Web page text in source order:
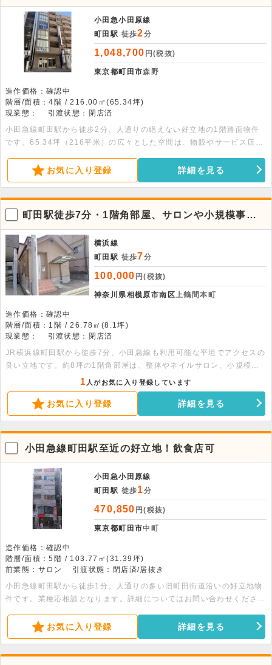
1階路面店舗・事務所物件
小田急小田原線
町田駅 徒歩2分
1,048,700 円(税抜)
東京都町田市森野
造作価格：確認中
階層/面積：4階 / 216.00㎡(65.34坪)
現業態：
引渡状態：閉店済
小田急線町田駅から徒歩2分、人通りの絶えない好立地の1階路面物件
です。65.34坪（216平米）の広々とした空間は、物販やサービス店舗
きる環境です。ぜひお問い合わせください。
お気に入り登録 詳細を見る
町田駅徒歩7分・1階角部屋、サロンや小規模事務
所に最適な貸店舗
横浜線
町田駅 徒歩7分
100,000 円(税抜)
神奈川県相模原市南区上鶴間本町
造作価格：確認中
階層/面積：1階 / 26.78㎡(8.1坪)
現業態：
引渡状態：閉店済
JR横浜線町田駅から徒歩7分、小田急線も利用可能な平坦でアクセスの
良い立地です。約8坪の1階角部屋は、整体やネイルサロン、小規模事
務所などに適した好条件な環境。諸条件の相談も可能ですので、まずは
お気軽にお問い合わせください。
1 人がお気に入り登録しています
お気に入り登録 詳細を見る
小田急線町田駅至近の好立地！飲食店可
小田急小田原線
町田駅 徒歩1分
470,850 円(税抜)
東京都町田市中町
造作価格：確認中
階層/面積：5階 / 103.77㎡(31.39坪)
前業態：サロン
引渡状態：閉店済/居抜き
小田急線町田駅から徒歩1分。人通りの多い旧町田街道沿いの好立地物
件です。業種応相談となります。詳細についてはお問い合わせくださ
お気に入り登録 詳細を見る